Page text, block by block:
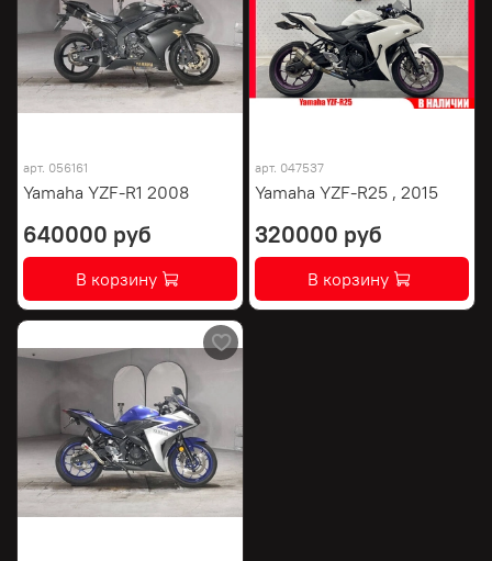
арт. 056161
Yamaha YZF-R1 2008
640000 руб
В корзину
арт. 047537
Yamaha YZF-R25 , 2015
320000 руб
В корзину